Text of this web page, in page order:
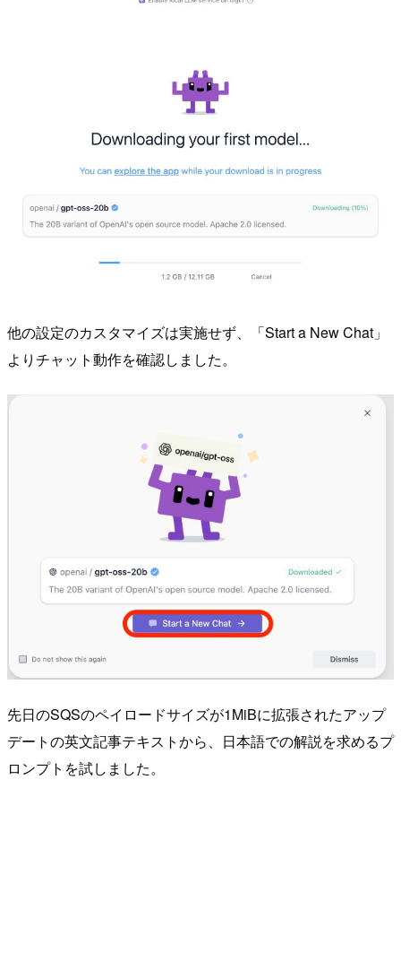
他の設定のカスタマイズは実施せず、「Start a New Chat」
よりチャット動作を確認しました。
先日のSQSのペイロードサイズが1MiBに拡張されたアップ
デートの英文記事テキストから、日本語での解説を求めるプ
ロンプトを試しました。